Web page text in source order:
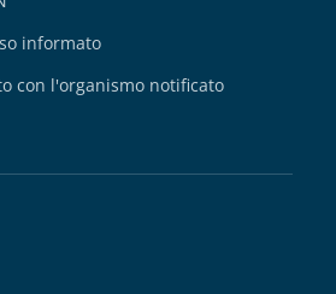
informato
con l'organismo notificato